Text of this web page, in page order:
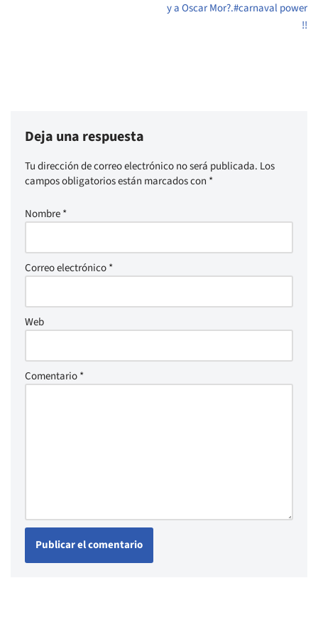
y a Oscar Mor?.#carnaval power
!!
Deja una respuesta
Tu dirección de correo electrónico no será publicada. Los
campos obligatorios están marcados con *
Nombre*
Correo electrónico*
Web
Comentario*